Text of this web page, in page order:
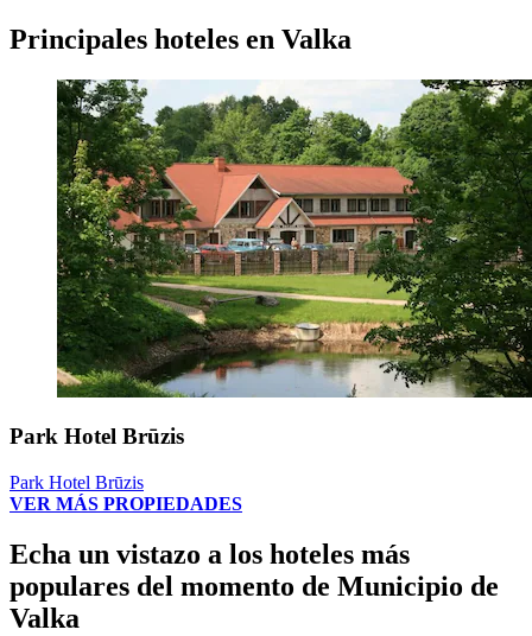
Principales hoteles en Valka
Park Hotel Brūzis
Park Hotel Brūzis
VER MÁS PROPIEDADES
Echa un vistazo a los hoteles más
populares del momento de Municipio de
Valka